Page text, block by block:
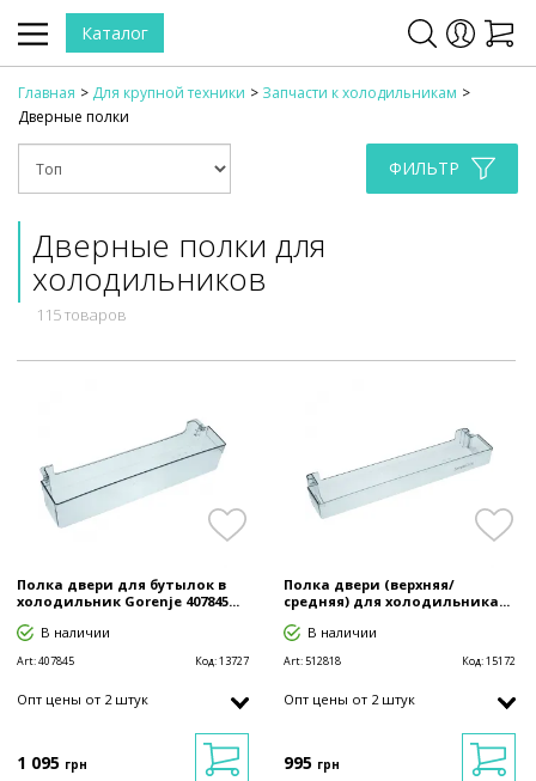
Каталог
Главная Для крупной техники
Запчасти к холодильникам
Дверные полки
ФИЛЬТР
Дверные полки для
холодильников
115 товаров
Полка двери для бутылок в
холодильник Gorenje 407845...
В наличии
Art:407845 Код:13727
Опт цены от 2 штук
1 095 грн
Полка двери (верхняя/
средняя) для холодильника...
В наличии
Art:512818 Код:15172
Опт цены от 2 штук
995 грн